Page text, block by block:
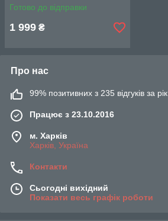
Готово до відправки
1 999 ₴
Про нас
99% позитивних з 235 відгуків за рік
Працює з 23.10.2016
м. Харків
Харків, Україна
Контакти
Сьогодні вихідний
Показати весь графік роботи